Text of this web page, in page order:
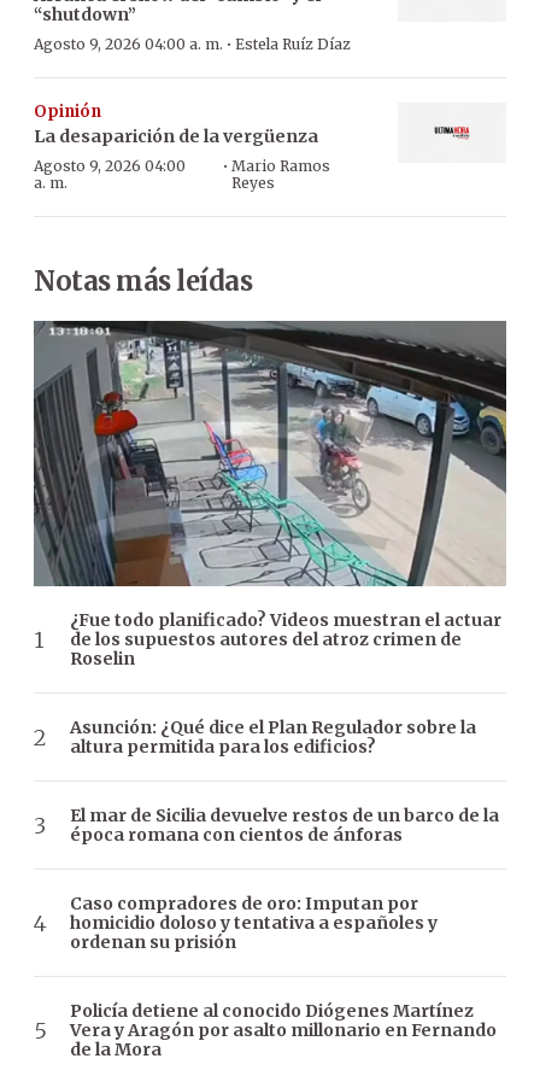
“shutdown”
Agosto 9, 2026 04:00 a. m. · Estela Ruíz Díaz
Opinión
La desaparición de la vergüenza
Agosto 9, 2026 04:00
a. m.
· Mario Ramos
Reyes
Notas más leídas
¿Fue todo planificado? Videos muestran el actuar
de los supuestos autores del atroz crimen de
Roselin
Asunción: ¿Qué dice el Plan Regulador sobre la
altura permitida para los edificios?
El mar de Sicilia devuelve restos de un barco de la
época romana con cientos de ánforas
Caso compradores de oro: Imputan por
homicidio doloso y tentativa a españoles y
ordenan su prisión
Policía detiene al conocido Diógenes Martínez
Vera y Aragón por asalto millonario en Fernando
de la Mora